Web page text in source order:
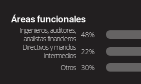
Áreas funcionales
Ingenieros, auditores,
analistas financieros 48%
Directivos y mandos
intermedios 22%
Otros 30%